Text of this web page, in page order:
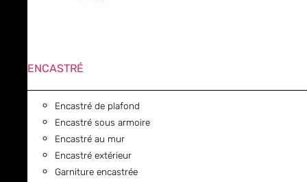
ENCASTRÉ
Encastré de plafond
Encastré sous armoire
Encastré au mur
Encastré extérieur
Garniture encastrée